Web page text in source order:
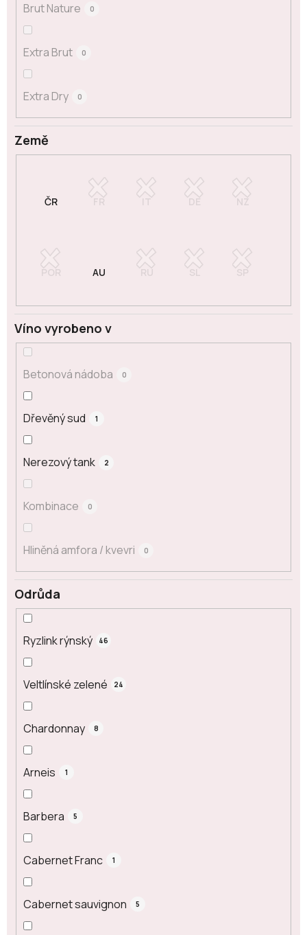
Odrůda
Ryzlink rýnský 46
Veltlínské zelené 24
Chardonnay 8
Arneis 1
Barbera 5
Cabernet Franc 1
Cabernet sauvignon 5
Země
Brut Nature 0
Extra Brut 0
Extra Dry 0
Víno vyrobeno v
Betonová nádoba 0
Dřevěný sud 1
Nerezový tank 2
Kombinace 0
Hliněná amfora / kvevri 0